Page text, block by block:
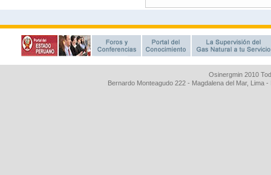
Osinergmin 2010
Bernardo Monteagudo 222 - Magdalena del Mar, Lima